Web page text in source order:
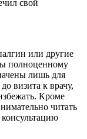
свой
или другие
полноценному
лишь для
визита к врачу,
Кроме
читать